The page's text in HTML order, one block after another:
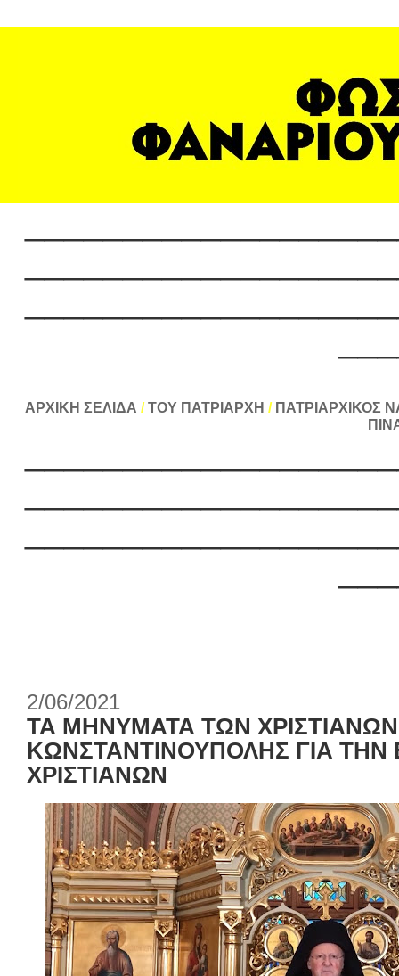
ΑΡΧΙΚΗ ΣΕΛΙΔΑ /ΤΟΥ ΠΑΤΡΙΑΡΧΗ / ΠΑΤΡΙΑΡΧΙΚΟΣ
2/06/2021
ΤΑ ΜΗΝΥΜΑΤΑ ΤΩΝ
ΚΩΝΣΤΑΝΤΙΝΟΥΠΟΛΗΣ ΓΙΑ
ΧΡΙΣΤΙΑΝΩΝ